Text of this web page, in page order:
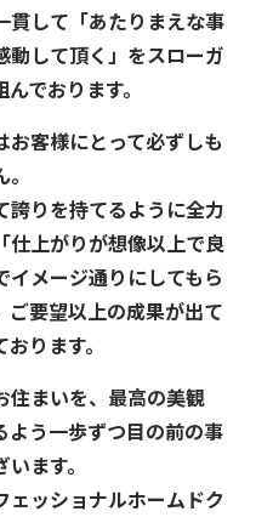
貫して「あたりまえな事
動して頂く」をスローガ
でおります。
客様にとって必ずしも
誇りを持てるように全力
仕上がりが想像以上で良
メージ通りにしてもら
ご要望以上の成果が出て
ります。
住まいを、最高の美観
よう一歩ずつ目の前の事
ます。
ェッショナルホームドク